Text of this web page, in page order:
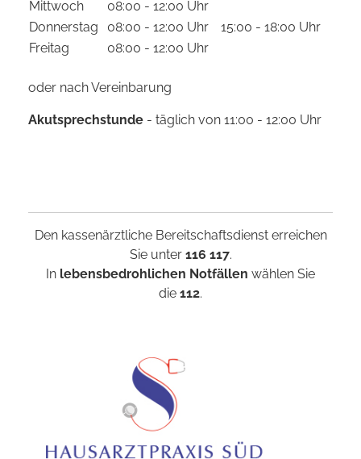
Mittwoch
08:00 - 12:00 Uhr
Donnerstag
08:00 - 12:00 Uhr
15:00 - 18:00 Uhr
Freitag
08:00 - 12:00 Uhr
oder nach Vereinbarung
Akutsprechstunde - täglich von 11:00 - 12:00 Uhr
Den kassenärztliche Bereitschaftsdienst erreichen
Sie unter 116 117.
In lebensbedrohlichen Notfällen wählen Sie
die 112.